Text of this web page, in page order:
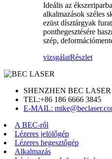
Ideális az
alkalmazások széles
ezüst dísztárgyak
ponthegesztésére
szép,
vizsgálatRészlet
SHENZHEN BEC
TEL:+86 186 6666 3845
E-MAIL:
A BEC-ről
Lézeres jelölőgép
Lézeres hegesztőgép
Alkalmazás